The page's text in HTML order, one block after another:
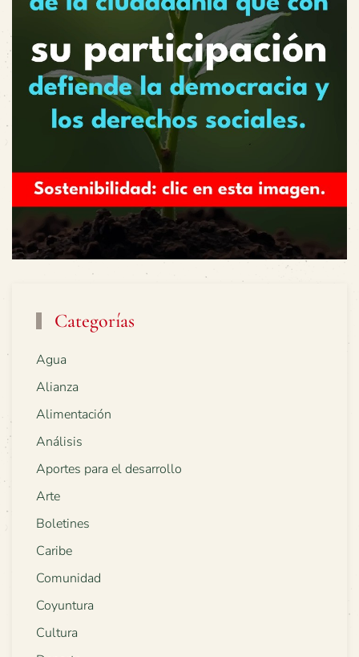
Categorías
Agua
Alianza
Alimentación
Análisis
Aportes para el desarrollo
Arte
Boletines
Caribe
Comunidad
Coyuntura
Cultura